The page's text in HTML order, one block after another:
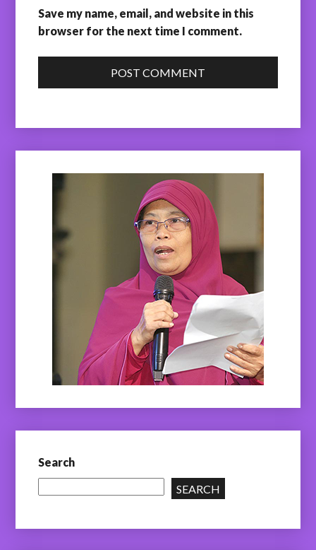
Save my name, email, and website in this
browser for the next time I comment.
POST COMMENT
Search
SEARCH